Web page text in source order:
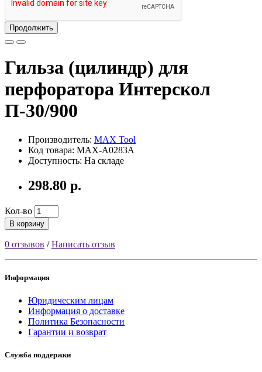
Продолжить
Гильза (цилиндр) для
перфоратора Интерскол
П-30/900
Производитель: MAX Tool
Код товара: MAX-A0283A
Доступность: На складе
298.80 р.
Кол-во
В корзину
0 отзывов /Написать отзыв
Информация
Юридическим лицам
Информация о доставке
Политика Безопасности
Гарантии и возврат
Служба поддержки